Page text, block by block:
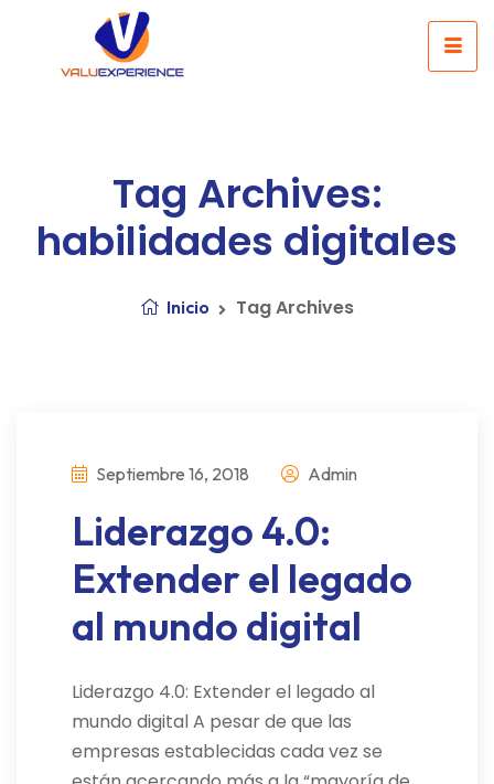
Tag Archives:
habilidades digitales
Inicio Tag Archives
Septiembre 16, 2018 Admin
Liderazgo 4.0:
Extender el legado
al mundo digital
Liderazgo 4.0: Extender el legado al
mundo digital A pesar de que las
empresas establecidas cada vez se